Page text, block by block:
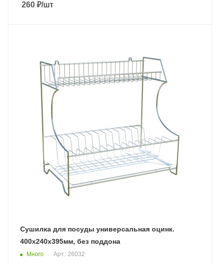
260 ₽/шт
Сушилка для посуды универсальная оцинк.
400х240х395мм, без поддона
Много Арт.: 26032